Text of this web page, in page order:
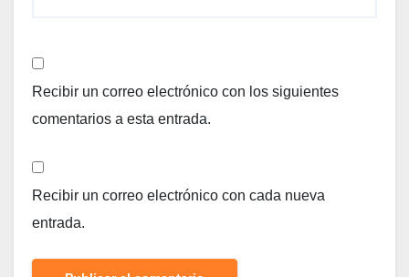
Recibir un correo electrónico con los siguientes
comentarios a esta entrada.
Recibir un correo electrónico con cada nueva
entrada.